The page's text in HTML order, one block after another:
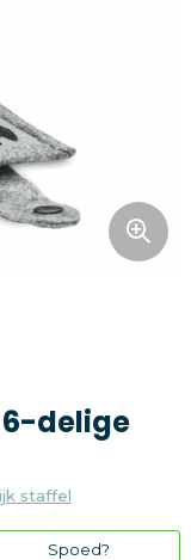
6-delige
staffel
Spoed?